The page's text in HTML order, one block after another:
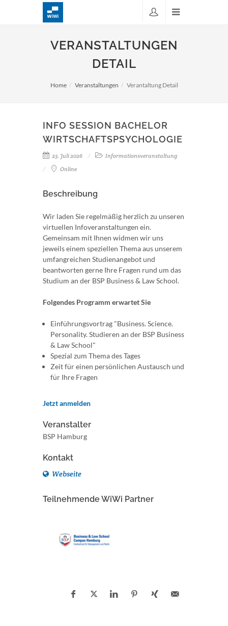
VERANSTALTUNGEN
DETAIL
Home Veranstaltungen Verantaltung Detail
INFO SESSION BACHELOR
WIRTSCHAFTSPSYCHOLOGIE
23. Juli 2026
Informationsveranstaltung
Online
Beschreibung
Wir laden Sie regelmäßig herzlich zu unseren
virtuellen Infoveranstaltungen ein.
Gemeinsam mit Ihnen widmen wir uns
jeweils einem speziellen Thema aus unserem
umfangreichen Studienangebot und
beantworten gerne Ihre Fragen rund um das
Studium an der BSP Business & Law School.
Folgendes Programm erwartet Sie
Einführungsvortrag "Business. Science.
Personality. Studieren an der BSP Business
& Law School"
Spezial zum Thema des Tages
Zeit für einen persönlichen Austausch und
für Ihre Fragen
Jetzt anmelden
Veranstalter
BSP Hamburg
Kontakt
Webseite
Teilnehmende WiWi Partner